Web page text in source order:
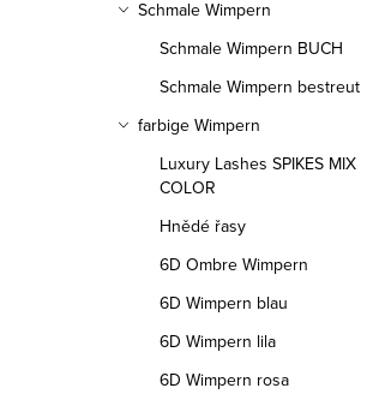
Schmale Wimpern
Schmale Wimpern BUCH
Schmale Wimpern bestreut
farbige Wimpern
Luxury Lashes SPIKES MIX
COLOR
Hnědé řasy
6D Ombre Wimpern
6D Wimpern blau
6D Wimpern lila
6D Wimpern rosa